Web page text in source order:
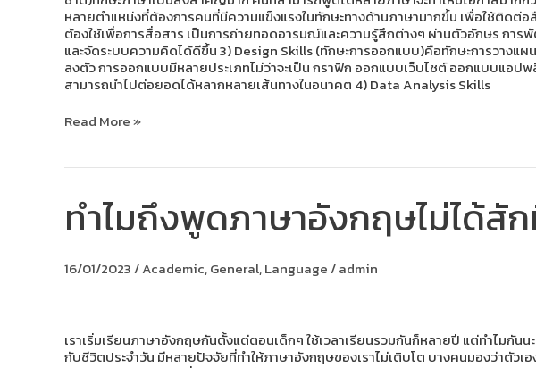
หลายตำแหน่งที่ต้องการคนที่มีความแข็งแรงในทักษะทางด้านภาษามากขึ้น เพื่อใช้ติดต่
ต้องใช้เพื่อการสื่อสาร เป็นการถ่ายทอดอารมณ์และความรู้สึกต่างๆ ผ่านตัวอักษร การ
และจัดระบบความคิดได้ดีขึ้น 3) Design Skills (ทักษะการออกแบบ)คือทักษะการวางแ
ลงตัว การออกแบบมีหลายประเภทไม่ว่าจะเป็น กราฟิก ออกแบบเว็บไซต์ ออกแบบแอ
สามารถนำไปต่อยอดได้หลากหลายเส้นทางในอนาคต 4) Data Analysis Skills
มี
Read More »
ทำไมถึงพูดภาษาอังกฤษไม่ได้สั
16/01/2023/Academic,General,Language/admin
เราเริ่มเรียนภาษาอังกฤษกันตั้งแต่ตอนเด็กๆ ใช้เวลาเรียนรวมกันก็หลายปี แต่ทำไม
กับชีวิตประจำวัน มีหลายปัจจัยที่ทำให้ภาษาอังกฤษของเราไม่เติบโต บางคนมองว่าตัวเ
ทำไม
ถึง
พูด
อังกฤษ
ที